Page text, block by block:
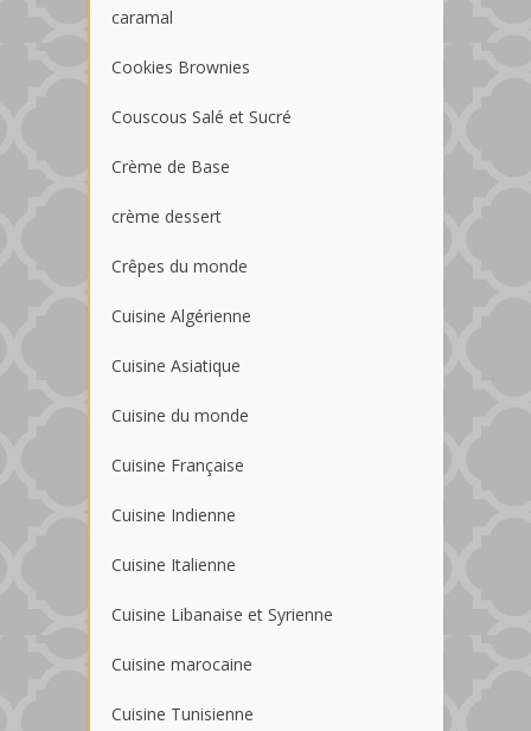
caramal
Cookies Brownies
Couscous Salé et Sucré
Crème de Base
crème dessert
Crêpes du monde
Cuisine Algérienne
Cuisine Asiatique
Cuisine du monde
Cuisine Française
Cuisine Indienne
Cuisine Italienne
Cuisine Libanaise et Syrienne
Cuisine marocaine
Cuisine Tunisienne